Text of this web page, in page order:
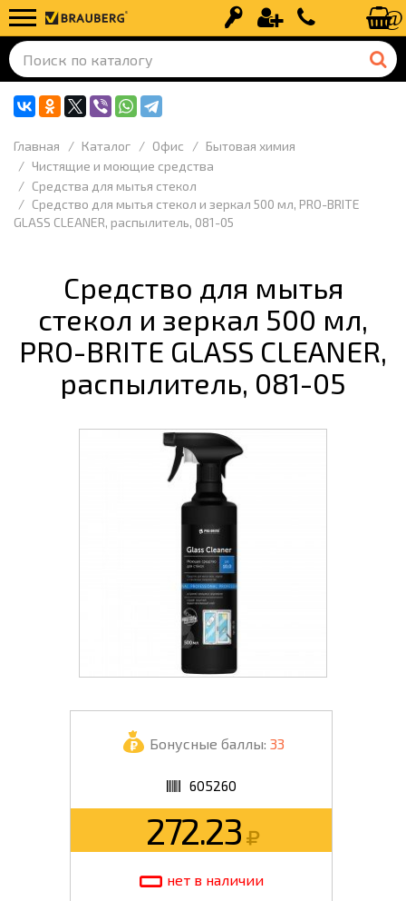
Вход Регистрация+7 (499) 110-
Главная Каталог Офис
Бытовая химия
Чистящие и моющие средства
Средства для мытья стекол
Средство для мытья стекол и зеркал 500 мл, PRO-BRITE
GLASS CLEANER, распылитель, 081-05
Средство для мытья
стекол и зеркал 500 мл,
PRO-BRITE GLASS CLEANER,
распылитель, 081-05
Бонусные баллы: 33
605260
272.23
нет в наличии